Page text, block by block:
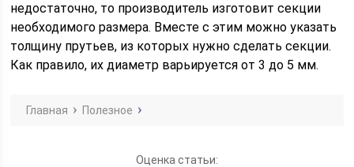
недостаточно, то производитель изготовит секции
необходимого размера. Вместе с этим можно указать
толщину прутьев, из которых нужно сделать секции.
Как правило, их диаметр варьируется от 3 до 5 мм.
Главная Полезное
Оценка статьи: